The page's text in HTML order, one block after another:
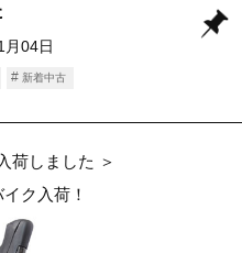
月04日
新着中古
荷しました ＞
ク入荷！